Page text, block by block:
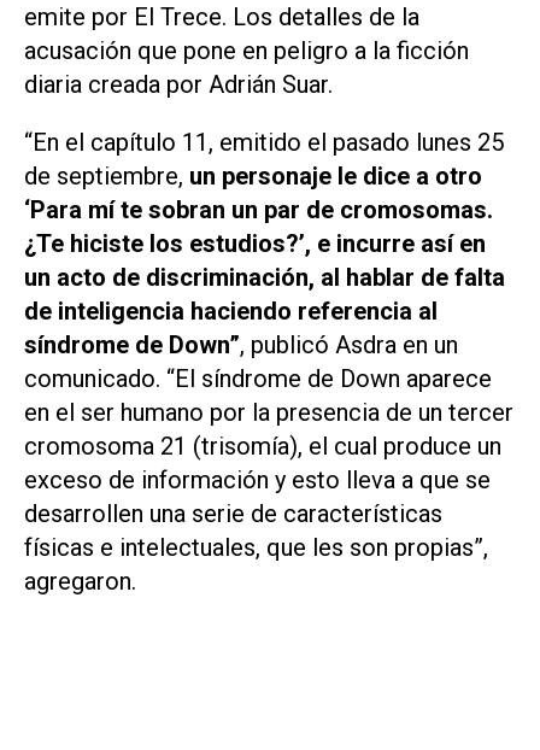
emite por El Trece. Los detalles de la
acusación que pone en peligro a la ficción
diaria creada por Adrián Suar.
“En el capítulo 11, emitido el pasado lunes 25
de septiembre, un personaje le dice a otro
‘Para mí te sobran un par de cromosomas.
¿Te hiciste los estudios?’, e incurre así en
un acto de discriminación, al hablar de falta
de inteligencia haciendo referencia al
síndrome de Down”, publicó Asdra en un
comunicado. “El síndrome de Down aparece
en el ser humano por la presencia de un tercer
cromosoma 21 (trisomía), el cual produce un
exceso de información y esto lleva a que se
desarrollen una serie de características
físicas e intelectuales, que les son propias”,
agregaron.